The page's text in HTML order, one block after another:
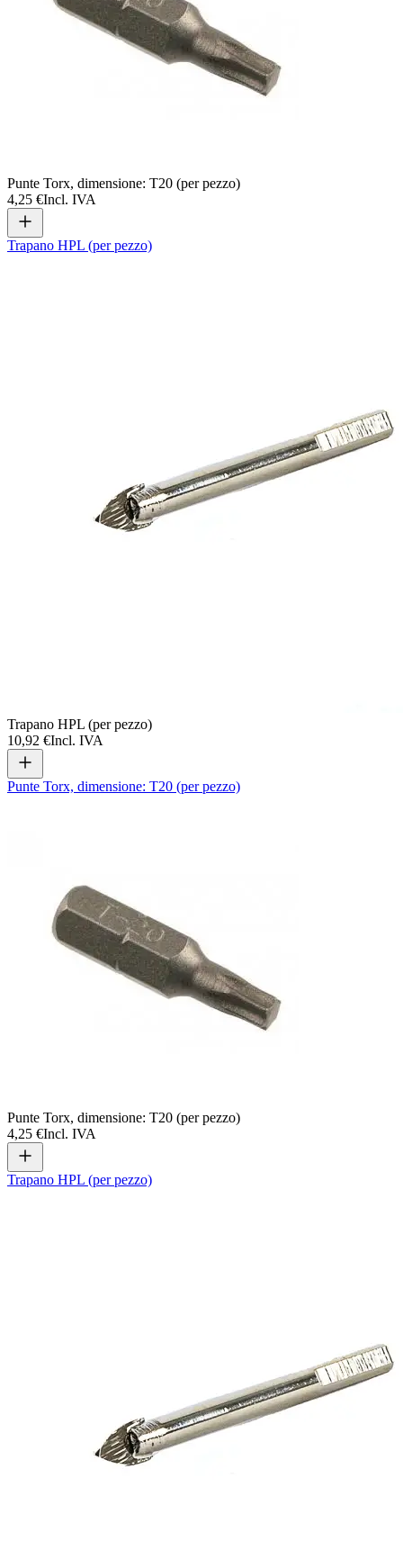
Punte Torx, dimensione: T20 (per pezzo)
4,25 €Incl. IVA
Trapano HPL (per pezzo)
Trapano HPL (per pezzo)
10,92 €Incl. IVA
Punte Torx, dimensione: T20 (per pezzo)
Punte Torx, dimensione: T20 (per pezzo)
4,25 €Incl. IVA
Trapano HPL (per pezzo)